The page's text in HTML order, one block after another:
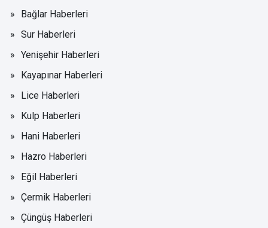
Bağlar Haberleri
Sur Haberleri
Yenişehir Haberleri
Kayapınar Haberleri
Lice Haberleri
Kulp Haberleri
Hani Haberleri
Hazro Haberleri
Eğil Haberleri
Çermik Haberleri
Çüngüş Haberleri